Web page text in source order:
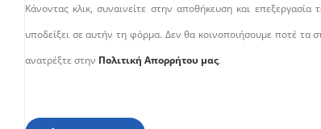
Κάνοντας κλικ, συναινείτε στην αποθήκευση και
υποδείξει σε αυτήν τη φόρμα. Δεν θα κοινοποιήσουμε ποτέ τα
ανατρέξτε στην Πολιτική Απορρήτου μας.